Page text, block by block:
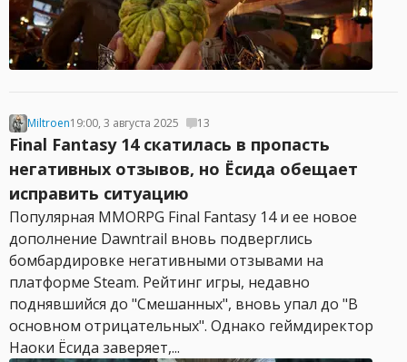
Miltroen19:00, 3 августа 2025 13
Final Fantasy 14 скатилась в пропасть
негативных отзывов, но Ёсида обещает
исправить ситуацию
Популярная MMORPG Final Fantasy 14 и ее новое
дополнение Dawntrail вновь подверглись
бомбардировке негативными отзывами на
платформе Steam. Рейтинг игры, недавно
поднявшийся до "Смешанных", вновь упал до "В
основном отрицательных". Однако геймдиректор
Наоки Ёсида заверяет,...